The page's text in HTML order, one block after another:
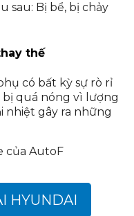
sau: Bị bể, bị chảy
thế
có bất kỳ sự rò rỉ
bị quá nóng vì lượng
nhiệt gây ra những
của AutoF
HYUNDAI